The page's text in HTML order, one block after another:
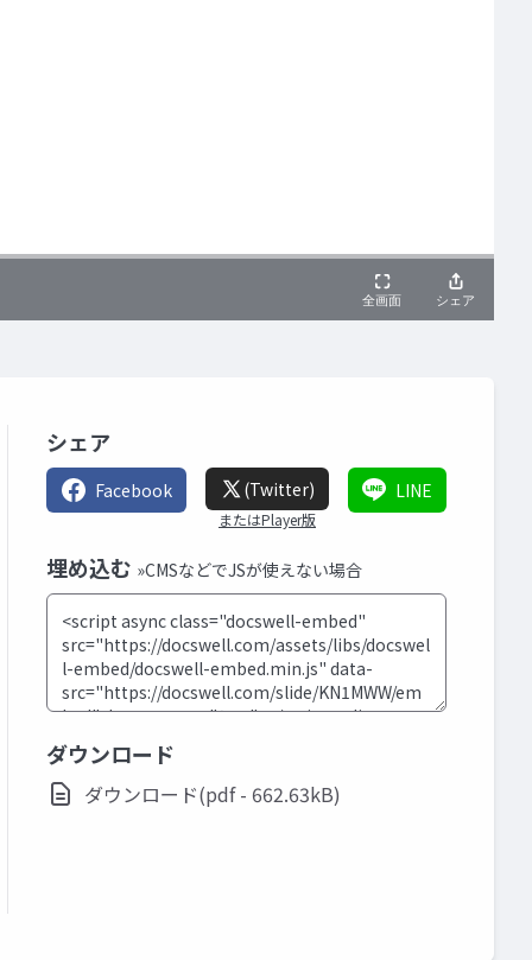
シェア
Facebook (Twitter)
またはPlayer版
LINE
埋め込む »CMSなどでJSが使えない場合
ダウンロード
ダウンロード(pdf - 662.63kB)